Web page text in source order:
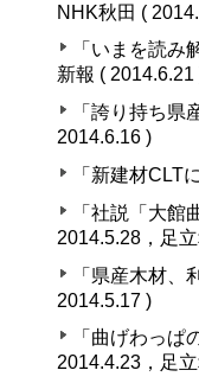
NHK秋田 (
「いまを読み
新報 ( 2014.6.21
「誇り持ち県
2014.6.16 )
「新建材CLT
「社説「大館
2014.5.28，足
「県産木材、
2014.5.17 )
「曲げわっぱ
2014.4.23，足